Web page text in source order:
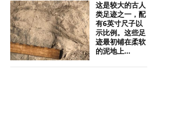
这是较大的古人
类足迹之一，配
有6英寸尺子以
示比例。这些足
迹最初铺在柔软
的泥地上...